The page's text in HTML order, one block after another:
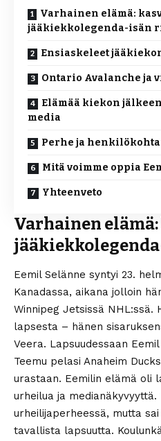
Varhainen elämä:
jääkiekkolegenda-isän
Ensiaskeleet
Ontario Avalanche ja
Elämää kiekon
media
Perhe ja
Mitä voimme oppia
Yhteenveto
Varhainen
Eemil Selänne syntyi 23.
Kanadassa, aikana jolloin
Winnipeg Jetsissä NHL:ssä.
lapsesta – hänen
Veera. Lapsuudessaan
Teemu pelasi Anaheim
urastaan. Eemilin elämä oli
urheilua ja
urheilijaperheessä, mutta
tavallista lapsuutta.